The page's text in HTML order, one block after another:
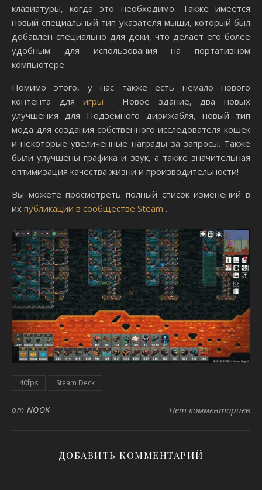
клавиатуры, когда это необходимо. Также имеется
новый специальный тип указателя мыши, который был
добавлен специально для деки, что делает его более
удобным для использования на портативном
компьютере.
Помимо этого, у нас также есть немало нового
контента дляигры . Новое здание, два новых
улучшения для Подземного дирижабля, новый тип
мода для создания собственного исследователя кошек
и некоторые увеличенные награды за запросы. Также
были улучшены графика и звук, а также значительная
оптимизация качества жизни и производительности!
Вы можете просмотреть полный список изменений в
их публикации в сообществе Steam .
40fps Steam Deck
от NOOK Нет комментариев
ДОБАВИТЬ КОММЕНТАРИЙ